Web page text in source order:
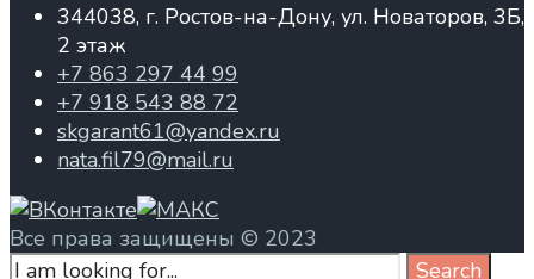
344038, г. Ростов-на-Дону, ул. Новаторов, 3Б,
2 этаж
+7 863 297 44 99
+7 918 543 88 72
skgarant61@yandex.ru
nata.fil79@mail.ru
Все права защищены © 2023
Search
Search